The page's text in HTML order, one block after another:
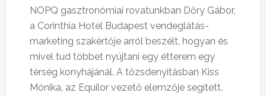
NOPQ gasztronómiai rovatunkban Dőry Gábor,
a Corinthia Hotel Budapest vendeglátás-
marketing szakértője arról beszélt, hogyan és
mivel tud többet nyújtani egy étterem egy
térség konyhájánál. A tőzsdenyitásban Kiss
Mónika, az Equilor vezető elemzője segített.